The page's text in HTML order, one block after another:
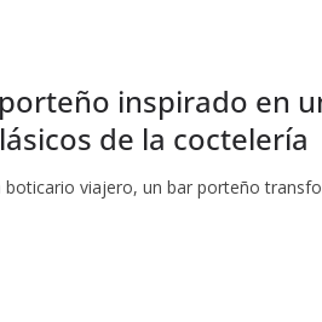
inspirado en
de la coctelería
boticario viajero, un bar porteño